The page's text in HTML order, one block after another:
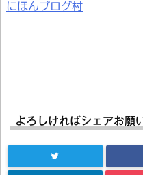
にほんブログ村
よろしければシェアお願